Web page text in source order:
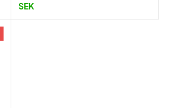
SEK